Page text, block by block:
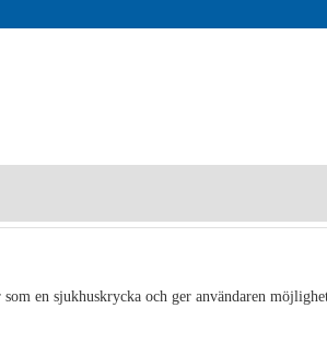
en sjukhuskrycka och ger användaren